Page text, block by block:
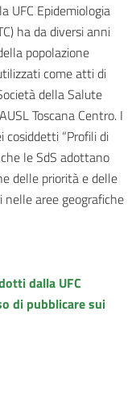
UFC Epidemiologia
ha da diversi anni
popolazione
come atti di
della Salute
Toscana Centro. I
cosiddetti “Profili di
le SdS adottano
delle priorità e delle
aree geografiche
dalla UFC
di pubblicare sui